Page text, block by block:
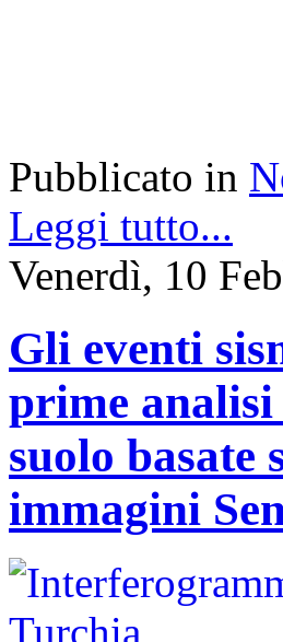
Pubblicato in
Leggi tutto...
Venerdì, 10
Gli eventi
prime
suolo basate
immagini